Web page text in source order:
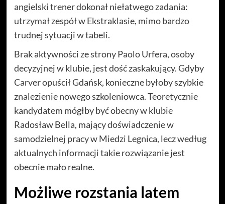
angielski trener dokonał niełatwego zadania:
utrzymał zespół w Ekstraklasie, mimo bardzo
trudnej sytuacji w tabeli.
Brak aktywności ze strony Paolo Urfera, osoby
decyzyjnej w klubie, jest dość zaskakujący. Gdyby
Carver opuścił Gdańsk, konieczne byłoby szybkie
znalezienie nowego szkoleniowca. Teoretycznie
kandydatem mógłby być obecny w klubie
Radosław Bella, mający doświadczenie w
samodzielnej pracy w Miedzi Legnica, lecz według
aktualnych informacji takie rozwiązanie jest
obecnie mało realne.
Możliwe rozstania latem